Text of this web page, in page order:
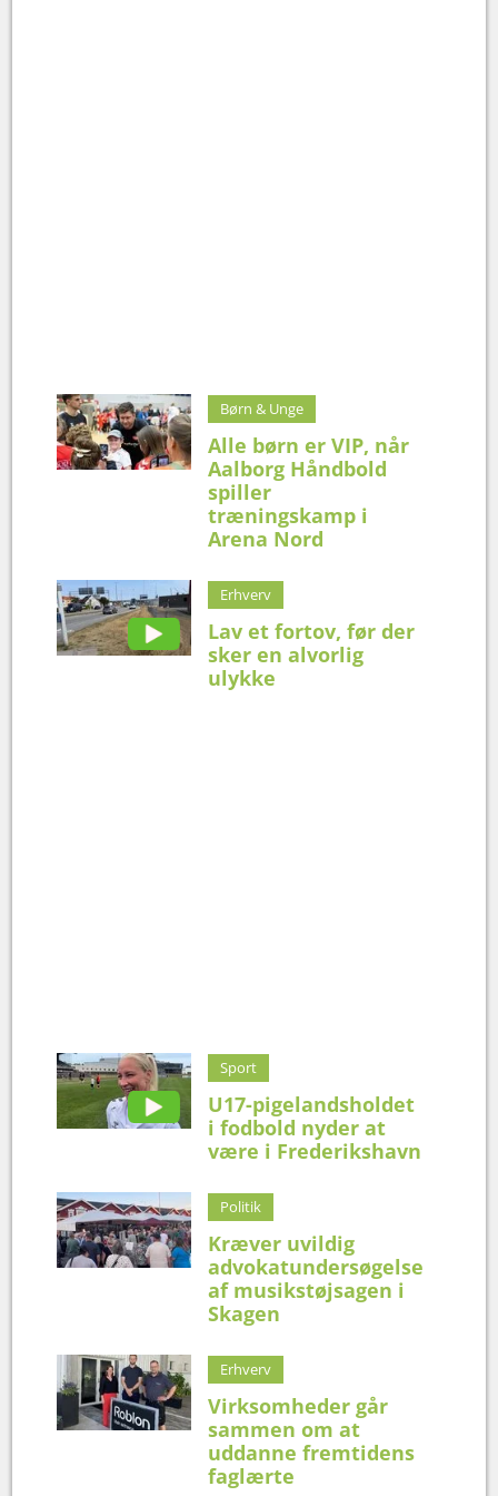
Børn & Unge
Alle børn er VIP, når
Aalborg Håndbold
spiller
træningskamp i
Arena Nord
Erhverv
Lav et fortov, før der
sker en alvorlig
ulykke
Sport
U17-pigelandsholdet
i fodbold nyder at
være i Frederikshavn
Politik
Kræver uvildig
advokatundersøgelse
af musikstøjsagen i
Skagen
Erhverv
Virksomheder går
sammen om at
uddanne fremtidens
faglærte